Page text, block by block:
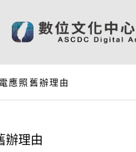
應照舊辦理由
辦理由